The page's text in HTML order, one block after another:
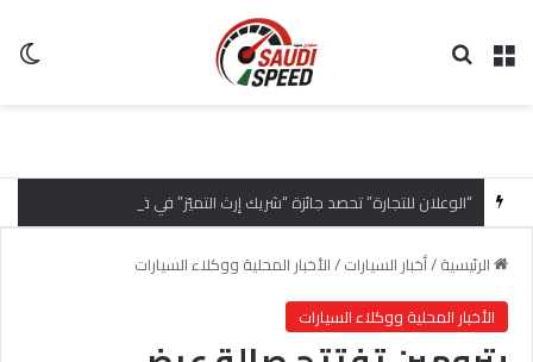
القائمة
الرئيسية/أخبار السيارات/الأخبار المحلية ووكلاء السيارات
الأخبار المحلية ووكلاء السيارات